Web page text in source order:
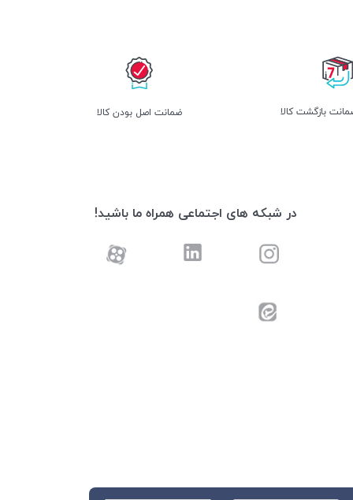
بازگشت کالا ﺿﻤﺎﻧﺖ اﺻﻞ ﺑﻮدن ﮐﺎﻟﺎ
در شبکه های اجتماعی همراه ما باشید!